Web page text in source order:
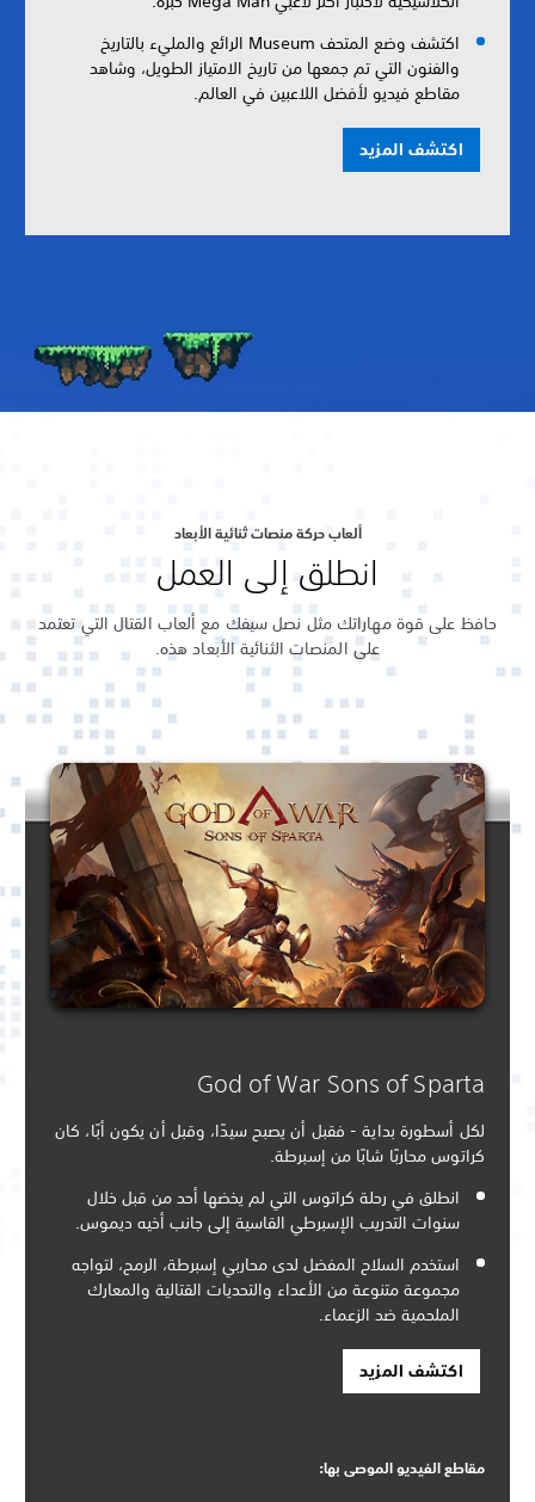
اكتشف وضع المتحف Museum الرائع والمليء بالتاريخ
والفنون التي تم جمعها من تاريخ الامتياز الطويل، وشاهد
مقاطع فيديو لأفضل اللاعبين في العالم.
اكتشف المزيد
ألعاب حركة منصات ثنائية الأبعاد
انطلق إلى العمل
حافظ على قوة مهاراتك مثل نصل سيفك مع ألعاب القتال التي تعتمد
على المنصات الثنائية الأبعاد هذه.
God of War Sons of Sparta
لكل أسطورة بداية - فقبل أن يصبح سيدًا، وقبل أن يكون أبًا، كان
كراتوس محاربًا شابًا من إسبرطة.
انطلق في رحلة كراتوس التي لم يخضها أحد من قبل خلال
سنوات التدريب الإسبرطي القاسية إلى جانب أخيه ديموس.
استخدم السلاح المفضل لدى محاربي إسبرطة، الرمح، لتواجه
مجموعة متنوعة من الأعداء والتحديات القتالية والمعارك
الملحمية ضد الزعماء.
اكتشف المزيد
مقاطع الفيديو الموصى بها: